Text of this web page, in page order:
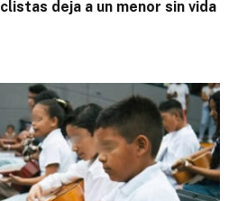
deja a un menor sin vida